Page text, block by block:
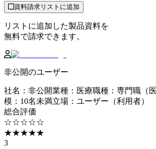
資料請求リストに追加
リストに追加した製品資料を
無料で請求できます。
非公開のユーザー
社名 ： 非公開業種 ： 医療職種 ： 専門職（
模 ： 10名未満立場 ： ユーザー（利用者）
総合評価
☆☆☆☆☆
★★★★★
3